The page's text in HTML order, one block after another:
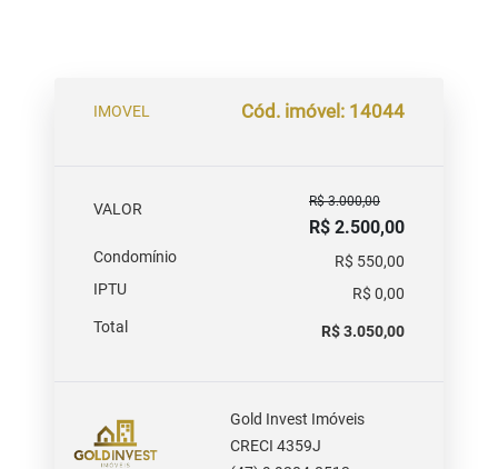
IMOVEL Cód. imóvel: 14044
VALOR R$ 3.000,00
R$ 2.500,00
Condomínio
R$ 550,00
IPTU
R$ 0,00
Total
R$ 3.050,00
Gold Invest Imóveis
CRECI 4359J